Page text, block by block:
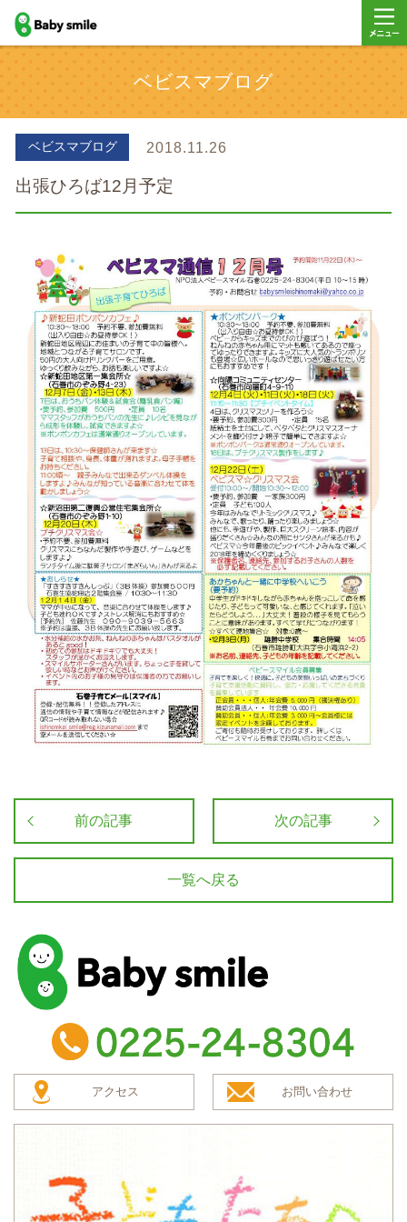
baby smile
ベビスマブログ
ベビスマブログ 2018.11.26
出張ひろば12月予定
前の記事 次の記事
一覧へ戻る
baby smile
TEL：0225-24-8304
アクセス お問い合わせ